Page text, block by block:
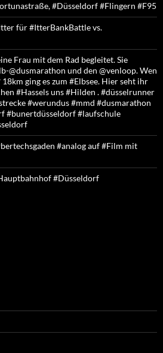
#Düsseldorf #Flingern #F95
für #ItterBankBattle vs.
Frau mit dem Rad begleitet. Sie
@dusmarathon und den @venloop. Wen
ging es zum #Elbsee. Hier seht ihr
#Hassels uns #Hilden . #düsselrunner
#werundus #mmd #dusmarathon
#bunertdüsseldorf #laufschule
#analog auf #Film mit
#Düsseldorf